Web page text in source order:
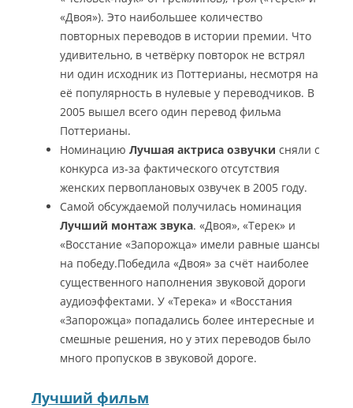
«Двоя»). Это наибольшее количество
повторных переводов в истории премии. Что
удивительно, в четвёрку повторок не встрял
ни один исходник из Поттерианы, несмотря на
её популярность в нулевые у переводчиков. В
2005 вышел всего один перевод фильма
Поттерианы.
Номинацию Лучшая актриса озвучки сняли с
конкурса из-за фактического отсутствия
женских первоплановых озвучек в 2005 году.
Самой обсуждаемой получилась номинация
Лучший монтаж звука. «Двоя», «Терек» и
«Восстание «Запорожца» имели равные шансы
на победу.Победила «Двоя» за счёт наиболее
существенного наполнения звуковой дороги
аудиоэффектами. У «Терека» и «Восстания
«Запорожца» попадались более интересные и
смешные решения, но у этих переводов было
много пропусков в звуковой дороге.
Лучший фильм